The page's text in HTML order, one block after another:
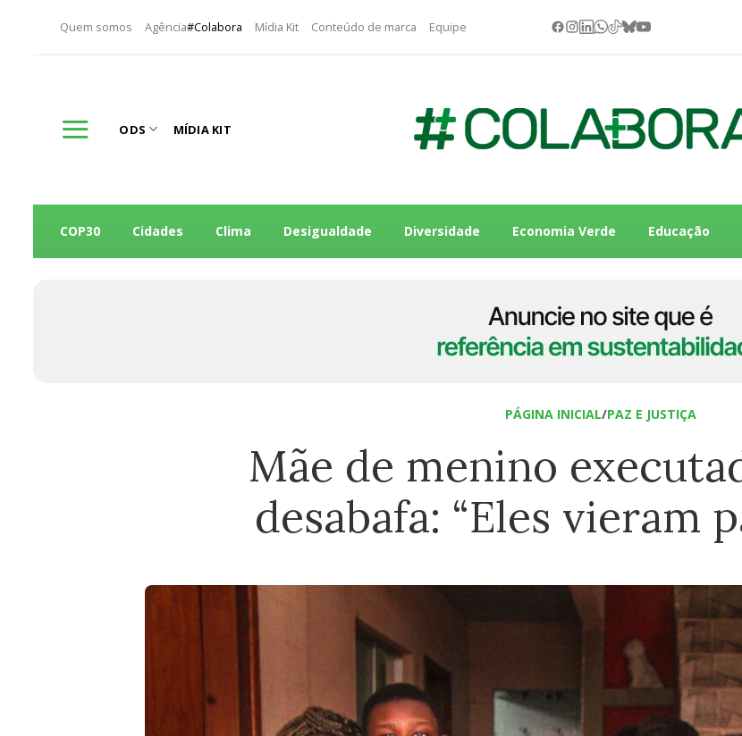
Quem somos Agência#Colabora Mídia Kit Conteúdo de marca Equipe
ODS MÍDIA KIT
COP30 Cidades Clima Desigualdade Diversidade Economia Verde Educação
PÁGINA INICIAL/PAZ E JUSTIÇA
Mãe de menino
desabafa: “Eles vieram